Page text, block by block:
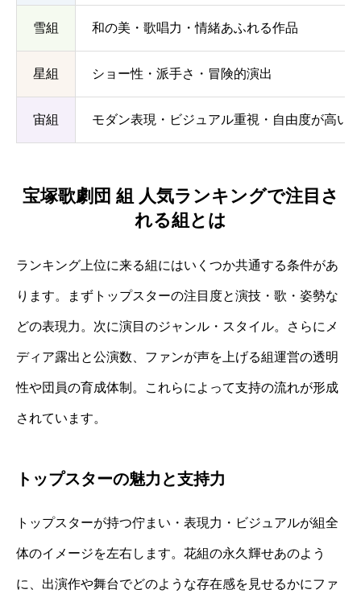
雪組 和の美・歌唱力・情緒あふれる作品
星組 ショー性・派手さ・冒険的演出
宙組 モダン表現・ビジュアル重視・自由度が高い
宝塚歌劇団 組 人気ランキングで注目さ
れる組とは
ランキング上位に来る組にはいくつか共通する条件があ
ります。まずトップスターの注目度と演技・歌・姿勢な
どの表現力。次に演目のジャンル・スタイル。さらにメ
ディア露出と公演数、ファンが声を上げる組運営の透明
性や団員の育成体制。これらによって支持の流れが形成
されています。
トップスターの魅力と支持力
トップスターが持つ佇まい・表現力・ビジュアルが組全
体のイメージを左右します。花組の永久輝せあのよう
に、出演作や舞台でどのような存在感を見せるかにファ